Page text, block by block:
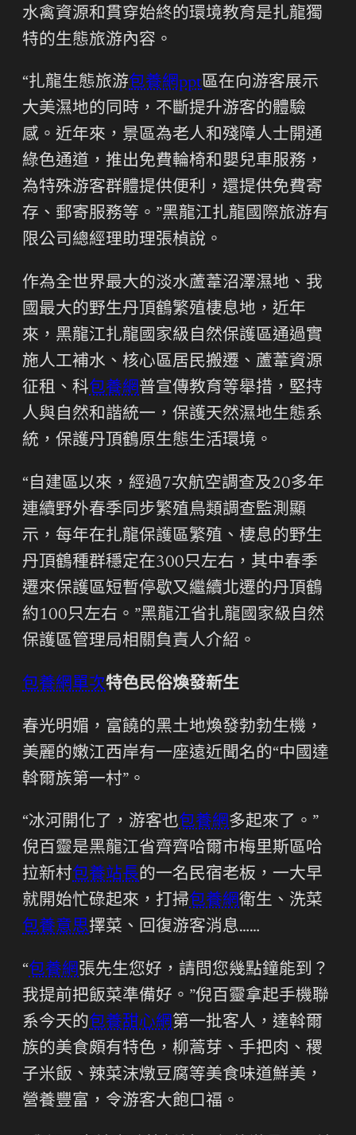
水禽資源和貫穿始終的環境教育是扎龍獨
特的生態旅游內容。
“扎龍生態旅游包養網ppt區在向游客展示
大美濕地的同時，不斷提升游客的體驗
感。近年來，景區為老人和殘障人士開通
綠色通道，推出免費輪椅和嬰兒車服務，
為特殊游客群體提供便利，還提供免費寄
存、郵寄服務等。”黑龍江扎龍國際旅游有
限公司總經理助理張楨說。
作為全世界最大的淡水蘆葦沼澤濕地、我
國最大的野生丹頂鶴繁殖棲息地，近年
來，黑龍江扎龍國家級自然保護區通過實
施人工補水、核心區居民搬遷、蘆葦資源
征租、科包養網普宣傳教育等舉措，堅持
人與自然和諧統一，保護天然濕地生態系
統，保護丹頂鶴原生態生活環境。
“自建區以來，經過7次航空調查及20多年
連續野外春季同步繁殖鳥類調查監測顯
示，每年在扎龍保護區繁殖、棲息的野生
丹頂鶴種群穩定在300只左右，其中春季
遷來保護區短暫停歇又繼續北遷的丹頂鶴
約100只左右。”黑龍江省扎龍國家級自然
保護區管理局相關負責人介紹。
包養網單次特色民俗煥發新生
春光明媚，富饒的黑土地煥發勃勃生機，
美麗的嫩江西岸有一座遠近聞名的“中國達
斡爾族第一村”。
“冰河開化了，游客也包養網多起來了。”
倪百靈是黑龍江省齊齊哈爾市梅里斯區哈
拉新村包養站長的一名民宿老板，一大早
就開始忙碌起來，打掃包養網衛生、洗菜
包養意思擇菜、回復游客消息……
“包養網張先生您好，請問您幾點鐘能到？
我提前把飯菜準備好。”倪百靈拿起手機聯
系今天的包養甜心網第一批客人，達斡爾
族的美食頗有特色，柳蒿芽、手把肉、稷
子米飯、辣菜沫燉豆腐等美食味道鮮美，
營養豐富，令游客大飽口福。